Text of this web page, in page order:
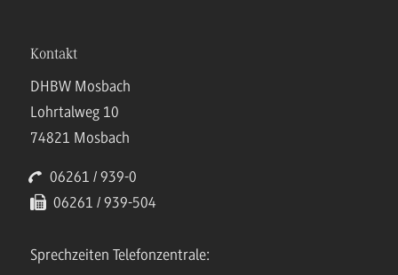
Kontakt
DHBW Mosbach
Lohrtalweg 10
74821 Mosbach
06261 / 939-0
06261 / 939-504
Sprechzeiten Telefonzentrale: